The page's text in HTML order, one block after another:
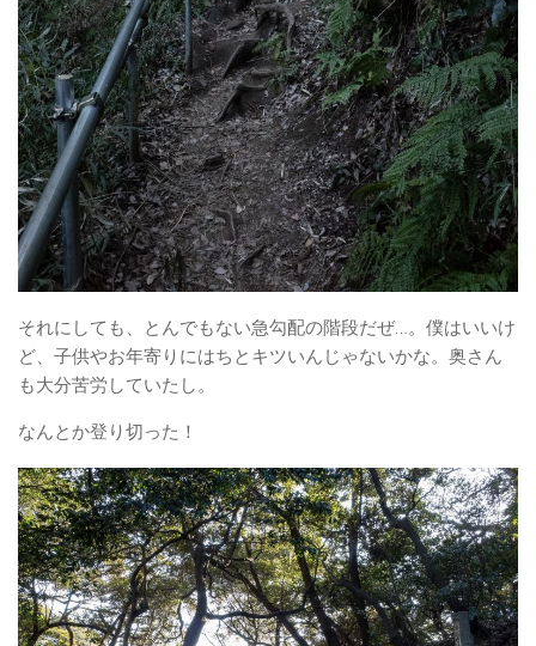
それにしても、とんでもない急勾配の階段だぜ…。僕はいいけ
ど、子供やお年寄りにはちとキツいんじゃないかな。奥さん
も大分苦労していたし。
なんとか登り切った！